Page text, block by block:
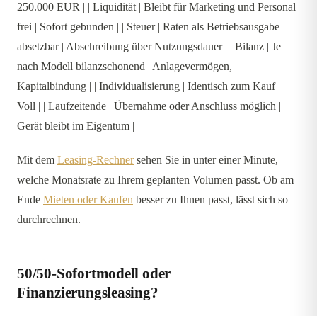
250.000 EUR | | Liquidität | Bleibt für Marketing und Personal
frei | Sofort gebunden | | Steuer | Raten als Betriebsausgabe
absetzbar | Abschreibung über Nutzungsdauer | | Bilanz | Je
nach Modell bilanzschonend | Anlagevermögen,
Kapitalbindung | | Individualisierung | Identisch zum Kauf |
Voll | | Laufzeitende | Übernahme oder Anschluss möglich |
Gerät bleibt im Eigentum |
Mit dem Leasing-Rechnersehen Sie in unter einer Minute,
welche Monatsrate zu Ihrem geplanten Volumen passt. Ob am
Ende Mieten oder Kaufen besser zu Ihnen passt, lässt sich so
durchrechnen.
50/50-Sofortmodell oder
Finanzierungsleasing?